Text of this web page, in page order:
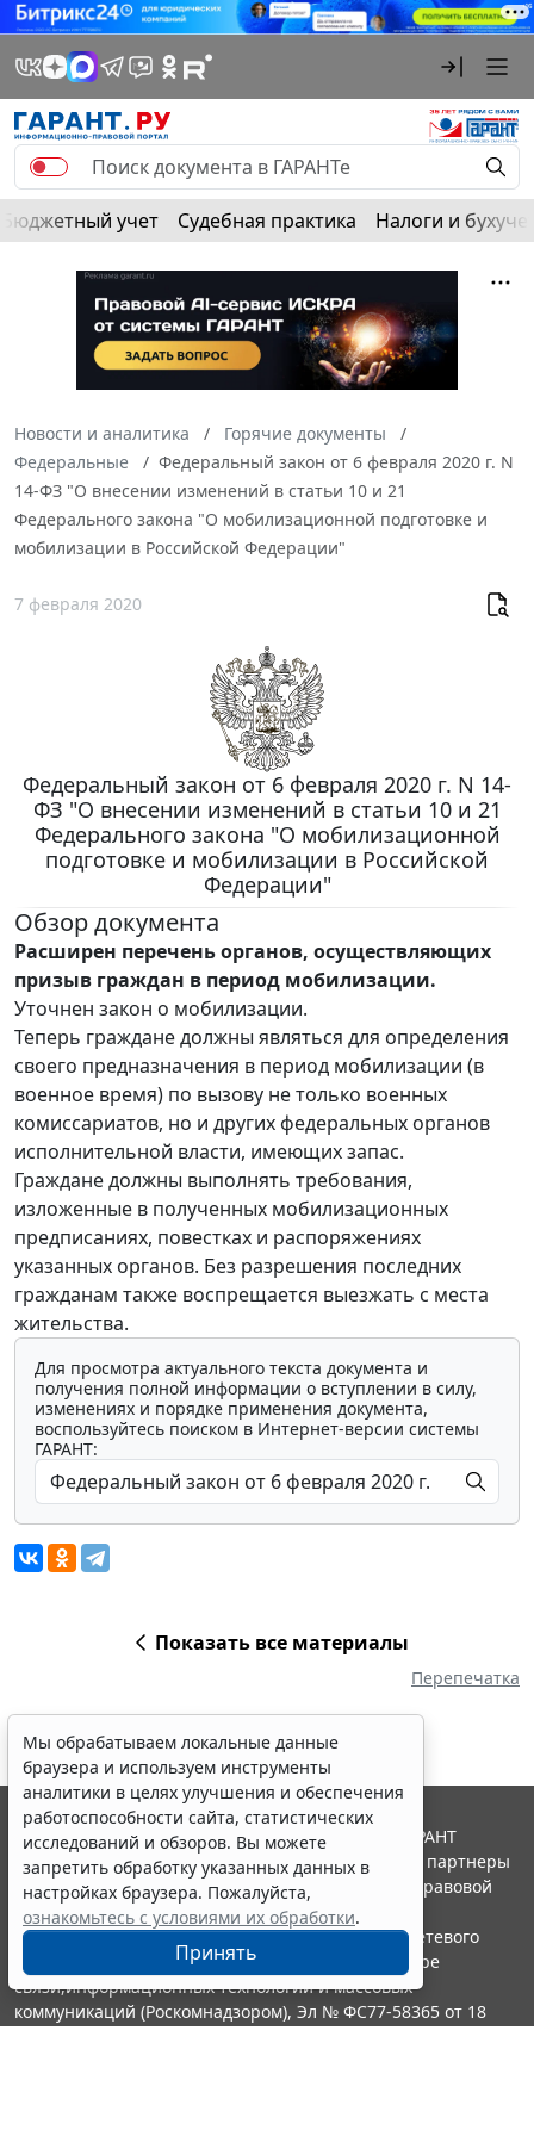
Бюджетный учет Судебная практика Налоги и
Новости и аналитика
Горячие документы
Федеральные
Федеральный закон от 6 февраля 2020 г. N
14-ФЗ "О внесении изменений в статьи 10 и 21
Федерального закона "О мобилизационной подготовке и
мобилизации в Российской Федерации"
7 февраля 2020
Федеральный закон от 6 февраля 2020 г. N 14-
ФЗ "О внесении изменений в статьи 10 и 21
Федерального закона "О мобилизационной
подготовке и мобилизации в Российской
Федерации"
Обзор документа
Расширен перечень органов, осуществляющих
призыв граждан в период мобилизации.
Уточнен закон о мобилизации.
Теперь граждане должны являться для определения
своего предназначения в период мобилизации (в
военное время) по вызову не только военных
комиссариатов, но и других федеральных органов
исполнительной власти, имеющих запас.
Граждане должны выполнять требования,
изложенные в полученных мобилизационных
предписаниях, повестках и распоряжениях
указанных органов. Без разрешения последних
гражданам также воспрещается выезжать с места
жительства.
Для просмотра актуального текста документа и
получения полной информации о вступлении в силу,
изменениях и порядке применения документа,
воспользуйтесь поиском в Интернет-версии системы
ГАРАНТ:
Показать все материалы
Перепечатка
Мы обрабатываем локальные данные
браузера и используем инструменты
аналитики в целях улучшения и обеспечения
работоспособности сайта, статистических
исследований и обзоров. Вы можете
запретить обработку указанных данных в
настройках браузера. Пожалуйста,
ознакомьтесь с условиями их обработки.
Принять
© ООО "НПП "ГАРАНТ-СЕРВИС", 2026. Система ГАРАНТ
выпускается с 1990 года. Компания "Гарант" и ее партнеры
являются участниками Российской ассоциации правовой
информации ГАРАНТ.
Портал ГАРАНТ.РУ зарегистрирован в качестве сетевого
издания Федеральной службой по надзору в сфере
связи,информационных технологий и массовых
коммуникаций (Роскомнадзором), Эл № ФС77-58365 от 18